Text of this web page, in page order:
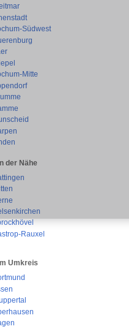
Südwest
Mitte
der Nähe
Rauxel
Umkreis